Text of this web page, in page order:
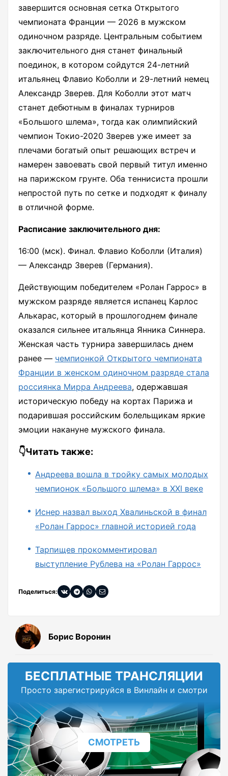
завершится основная сетка Открытого
чемпионата Франции — 2026 в мужском
одиночном разряде. Центральным событием
заключительного дня станет финальный
поединок, в котором сойдутся 24-летний
итальянец Флавио Коболли и 29-летний немец
Александр Зверев. Для Коболли этот матч
станет дебютным в финалах турниров
«Большого шлема», тогда как олимпийский
чемпион Токио-2020 Зверев уже имеет за
плечами богатый опыт решающих встреч и
намерен завоевать свой первый титул именно
на парижском грунте. Оба теннисиста прошли
непростой путь по сетке и подходят к финалу
в отличной форме.
Расписание заключительного дня:
16:00 (мск). Финал. Флавио Коболли (Италия)
— Александр Зверев (Германия).
Действующим победителем «Ролан Гаррос» в
мужском разряде является испанец Карлос
Алькарас, который в прошлогоднем финале
оказался сильнее итальянца Янника Синнера.
Женская часть турнира завершилась днем
ранее — чемпионкой Открытого чемпионата
Франции в женском одиночном разряде стала
россиянка Мирра Андреева, одержавшая
историческую победу на кортах Парижа и
подарившая российским болельщикам яркие
эмоции накануне мужского финала.
👇Читать также:
Андреева вошла в тройку самых молодых
чемпионок «Большого шлема» в XXI веке
Иснер назвал выход Хвалиньской в финал
«Ролан Гаррос» главной историей года
Тарпищев прокомментировал
выступление Рублева на «Ролан Гаррос»
Поделиться:
Борис Воронин
БЕСПЛАТНЫЕ ТРАНСЛЯЦИИ
Просто зарегистрируйся в Винлайн и смотри
СМОТРЕТЬ